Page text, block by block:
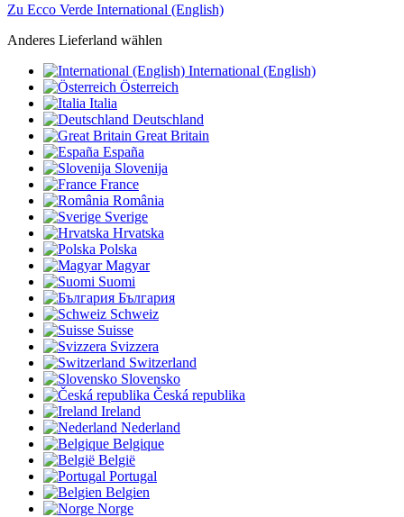
Zu Ecco Verde International (English)
Anderes Lieferland wählen
International (English)
Österreich
Italia
Deutschland
Great Britain
España
Slovenija
France
România
Sverige
Hrvatska
Polska
Magyar
Suomi
България
Schweiz
Suisse
Svizzera
Switzerland
Slovensko
Česká republika
Ireland
Nederland
Belgique
België
Portugal
Belgien
Norge